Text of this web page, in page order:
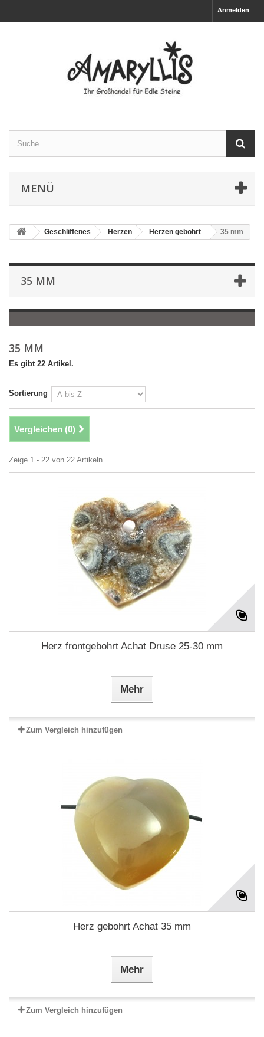
Anmelden
MENÜ
Geschliffenes Herzen Herzen gebohrt 35 mm
35 MM
35 MM
Es gibt 22 Artikel.
Sortierung
Vergleichen (0)
Zeige 1 - 22 von 22 Artikeln
Herz frontgebohrt Achat Druse 25-30 mm
Mehr
Zum Vergleich hinzufügen
Herz gebohrt Achat 35 mm
Mehr
Zum Vergleich hinzufügen